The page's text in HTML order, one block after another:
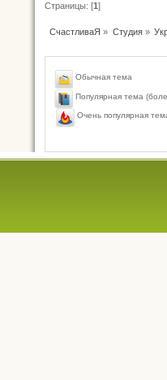
Страницы: [1]
СчастливаЯ » Студия»
Обычная тема
Популярная тема
Очень популярная